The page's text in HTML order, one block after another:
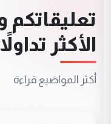
الأكثر تداولاً
أكثر المواضيع قراءة